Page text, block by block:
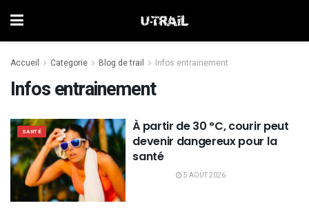
Accueil Categorie Blog de trail Infos entrainement
Infos entrainement
SANTÉ
À partir de 30 °C, courir peut
devenir dangereux pour la
santé
5 AOÛT 2026